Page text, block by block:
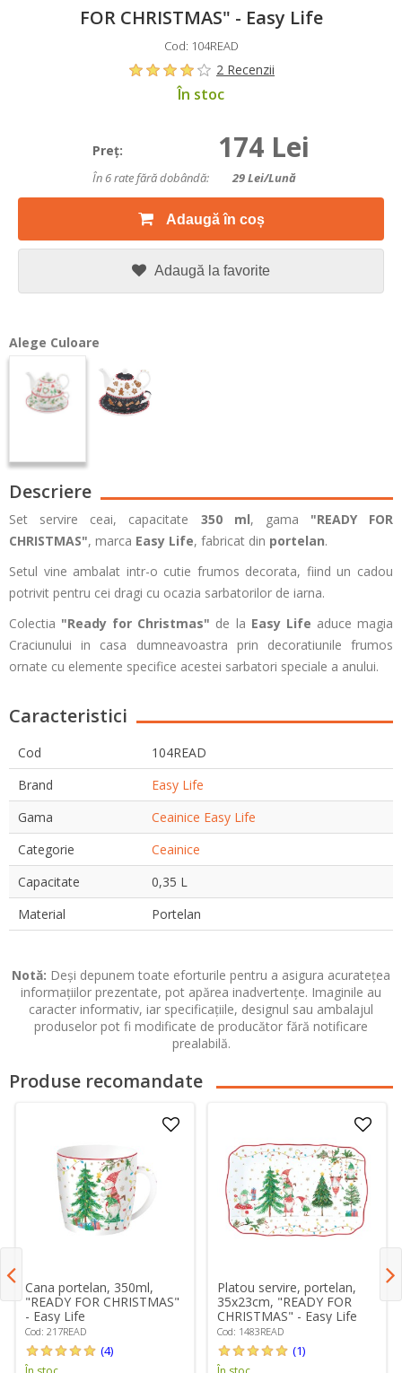
FOR CHRISTMAS" - Easy Life
Cod: 104READ
2 Recenzii
În stoc
Preţ: 174 Lei
În 6 rate fără dobândă: 29Lei/lună
Adaugă în coș
Adaugă la favorite
Alege Culoare
Descriere
Set servire ceai, capacitate 350 ml, gama "READY FOR
CHRISTMAS", marca Easy Life, fabricat din portelan.
Setul vine ambalat intr-o cutie frumos decorata, fiind un cadou
potrivit pentru cei dragi cu ocazia sarbatorilor de iarna.
Colectia "Ready for Christmas" de la Easy Life aduce magia
Craciunului in casa dumneavoastra prin decoratiunile frumos
ornate cu elemente specifice acestei sarbatori speciale a anului.
Caracteristici
Cod
104READ
Brand
Easy Life
Gama
Ceainice Easy Life
Categorie
Ceainice
Capacitate
0,35 L
Material
Portelan
Notă: Deși depunem toate eforturile pentru a asigura acuratețea
informațiilor prezentate, pot apărea inadvertențe. Imaginile au
caracter informativ, iar specificațiile, designul sau ambalajul
produselor pot fi modificate de producător fără notificare
prealabilă.
Produse recomandate
Cana portelan, 350ml,
"READY FOR CHRISTMAS"
- Easy Life
Cod: 217READ
(4)
Platou servire, portelan,
35x23cm, "READY FOR
CHRISTMAS" - Easy Life
Cod: 1483READ
(1)